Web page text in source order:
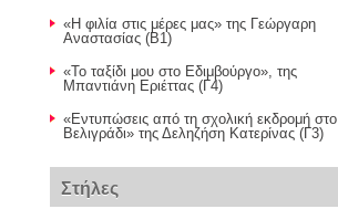
«Η φιλία στις μέρες μας» της Γεώργαρη
Αναστασίας (Β1)
«Το ταξίδι μου στο Εδιμβούργο», της
Μπαντιάνη Εριέττας (Γ4)
«Εντυπώσεις από τη σχολική εκδρομή στο
Βελιγράδι» της Δεληζήση Κατερίνας (Γ3)
Στήλες